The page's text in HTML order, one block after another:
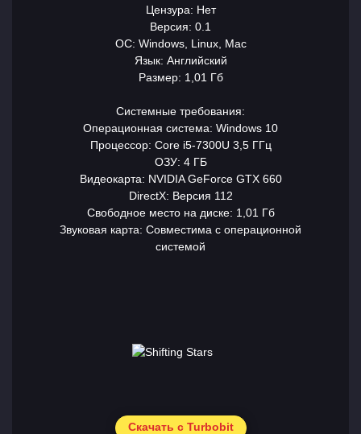
Цензура: Нет
Версия: 0.1
ОС: Windows, Linux, Mac
Язык: Английский
Размер: 1,01 Гб
Системные требования:
Операционная система: Windows 10
Процессор: Core i5-7300U 3,5 ГГц
ОЗУ: 4 ГБ
Видеокарта: NVIDIA GeForce GTX 660
DirectX: Версия 112
Свободное место на диске: 1,01 Гб
Звуковая карта: Совместима с операционной
системой
Скачать с Turbobit